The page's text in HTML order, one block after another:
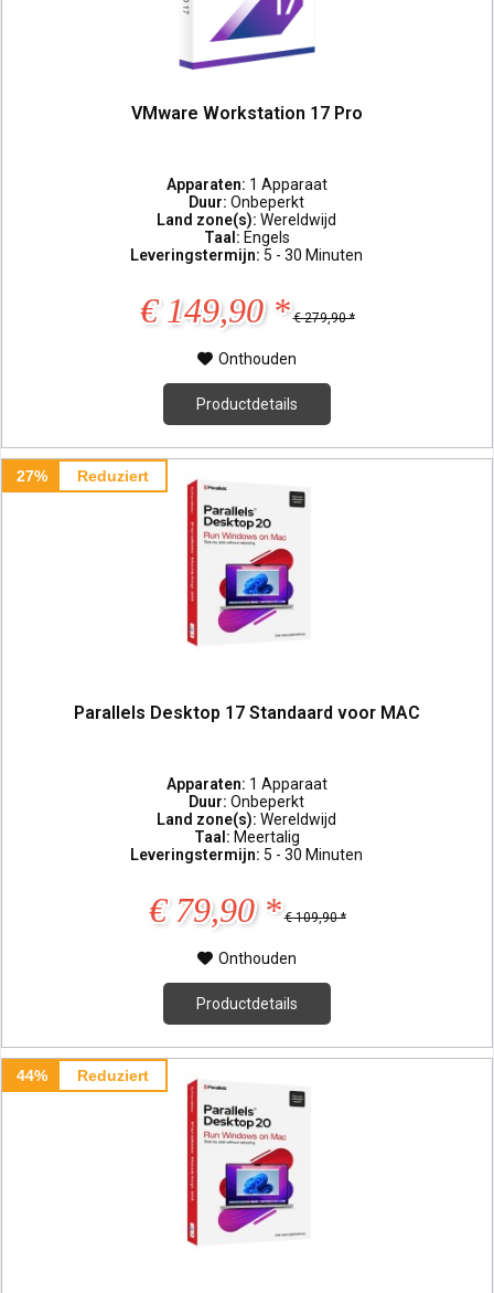
VMware Workstation 17 Pro
Apparaten: 1 Apparaat
Duur:Onbeperkt
Land zone(s):Wereldwijd
Taal: Engels
Leveringstermijn: 5 - 30 Minuten
€ 149,90 * € 279,90 *
Onthouden
Productdetails
27% Reduziert
Parallels Desktop 17 Standaard voor MAC
Apparaten: 1 Apparaat
Duur:Onbeperkt
Land zone(s):Wereldwijd
Taal: Meertalig
Leveringstermijn: 5 - 30 Minuten
€ 79,90 * € 109,90 *
Onthouden
Productdetails
44% Reduziert